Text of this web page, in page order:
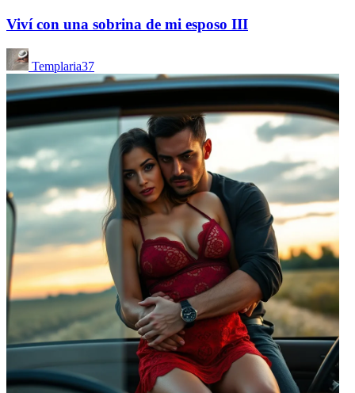
Viví con una sobrina de mi esposo III
Templaria37